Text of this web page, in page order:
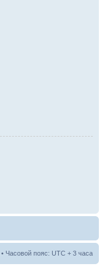
• Часовой пояс: UTC + 3 часа